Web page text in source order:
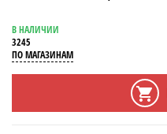
В НАЛИЧИИ
3245
ПО МАГАЗИНАМ